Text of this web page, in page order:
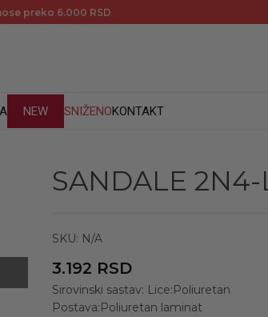
NEW SNIŽENOKONTAKT
SANDALE 2N4-
SKU: N/A
3.192 RSD
Sirovinski sastav: Lice:Poliuretan
Postava:Poliuretan laminat
6.000 RSD